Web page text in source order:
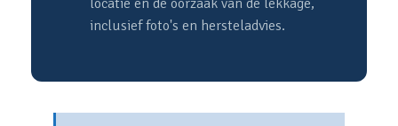
locatie en de oorzaak van de lekkage,
inclusief foto's en hersteladvies.